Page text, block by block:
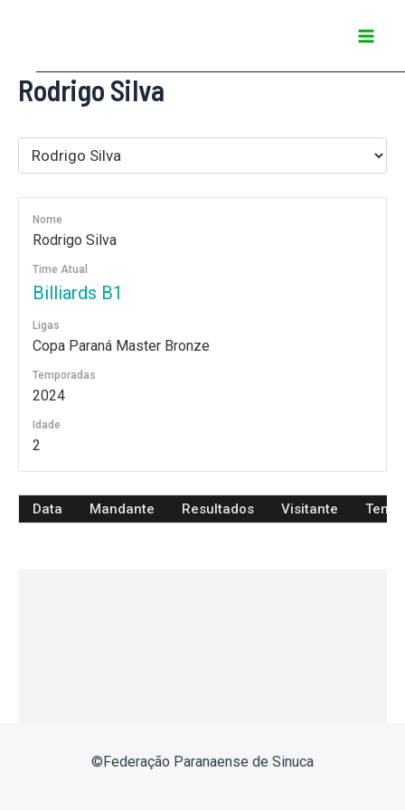
conteúdo
Rodrigo Silva
Nome
Rodrigo Silva
Time Atual
Billiards B1
Ligas
Copa Paraná Master Bronze
Temporadas
2024
Idade
2
Data Mandante Resultados Visitante
©Federação Paranaense de Sinuca